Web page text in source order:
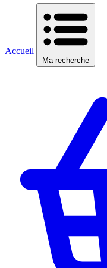
Accueil
Ma recherche